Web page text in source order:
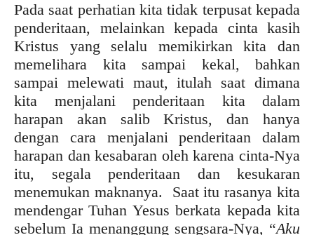
Pada saat perhatian kita tidak terpusat kepada
penderitaan, melainkan kepada cinta kasih
Kristus yang selalu memikirkan kita dan
memelihara kita sampai kekal, bahkan
sampai melewati maut, itulah saat dimana
kita menjalani penderitaan kita dalam
harapan akan salib Kristus, dan hanya
dengan cara menjalani penderitaan dalam
harapan dan kesabaran oleh karena cinta-Nya
itu, segala penderitaan dan kesukaran
menemukan maknanya. Saat itu rasanya kita
mendengar Tuhan Yesus berkata kepada kita
sebelum Ia menanggung sengsara-Nya, “Aku